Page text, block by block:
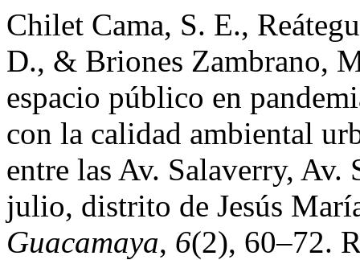
Chilet Cama, S. E.,
D., & Briones Zambrano,
espacio público en
con la calidad ambiental
entre las Av. Salaverry,
julio, distrito de Jesús
Guacamaya, 6(2), 60–72.